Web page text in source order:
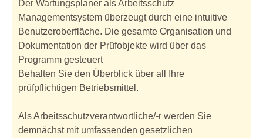
Der Wartungsplaner als Arbeitsschutz
Managementsystem überzeugt durch eine intuitive
Benutzeroberfläche. Die gesamte Organisation und
Dokumentation der Prüfobjekte wird über das
Programm gesteuert
Behalten Sie den Überblick über all Ihre
prüfpflichtigen Betriebsmittel.
Als Arbeitsschutzverantwortliche/-r werden Sie
demnächst mit umfassenden gesetzlichen